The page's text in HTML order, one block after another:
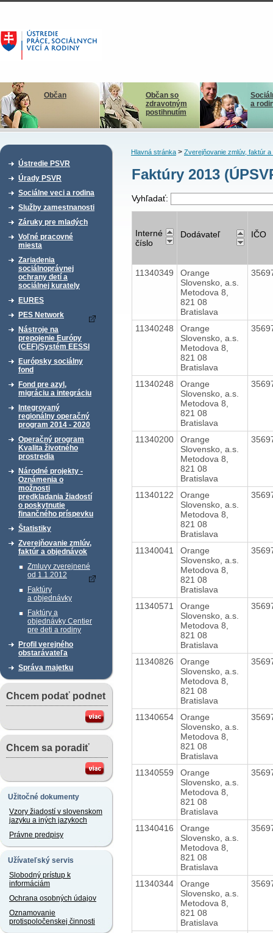
Občan
Občan so
zdravotným
postihnutím
a
Ústredie PSVR
Úrady PSVR
Sociálne veci a rodina
Služby zamestnanosti
Záruky pre mladých
Voľné pracovné
miesta
Zariadenia
sociálnoprávnej
ochrany detí a
sociálnej kurately
EURES
PES Network
Nástroje na
prepojenie Európy
(CEF)/Systém EESSI
Európsky sociálny
fond
Fond pre azyl,
migráciu a integráciu
Integrovaný
regionálny operačný
program 2014 - 2020
Operačný program
Kvalita životného
prostredia
Národné projekty -
Oznámenia o
možnosti
predkladania žiadostí
o poskytnutie
finančného príspevku
Štatistiky
Zverejňovanie zmlúv,
faktúr a objednávok
Zmluvy zverejnené
od 1.1.2012
Faktúry
a objednávky
Faktúry a
objednávky Centier
pre deti a rodiny
Profil verejného
obstarávateľa
Správa majetku
Chcem podať podnet
Chcem sa poradiť
Užitočné dokumenty
Vzory žiadostí v slovenskom
jazyku a iných jazykoch
Právne predpisy
Užívateľský servis
Slobodný prístup k
informáciám
Ochrana osobných údajov
Oznamovanie
protispoločenskej činnosti
Hlavná stránka> Zverejňovanie zmlúv, faktúr a
Faktúry 2013
Vyhľadať:
Interné
číslo
Dodávateľ IČO
11340349
Orange
Slovensko, a.s.
Metodova 8,
821 08
Bratislava
11340248
Orange
Slovensko, a.s.
Metodova 8,
821 08
Bratislava
11340248
Orange
Slovensko, a.s.
Metodova 8,
821 08
Bratislava
11340200
Orange
Slovensko, a.s.
Metodova 8,
821 08
Bratislava
11340122
Orange
Slovensko, a.s.
Metodova 8,
821 08
Bratislava
11340041
Orange
Slovensko, a.s.
Metodova 8,
821 08
Bratislava
11340571
Orange
Slovensko, a.s.
Metodova 8,
821 08
Bratislava
11340826
Orange
Slovensko, a.s.
Metodova 8,
821 08
Bratislava
11340654
Orange
Slovensko, a.s.
Metodova 8,
821 08
Bratislava
11340559
Orange
Slovensko, a.s.
Metodova 8,
821 08
Bratislava
11340416
Orange
Slovensko, a.s.
Metodova 8,
821 08
Bratislava
11340344
Orange
Slovensko, a.s.
Metodova 8,
821 08
Bratislava